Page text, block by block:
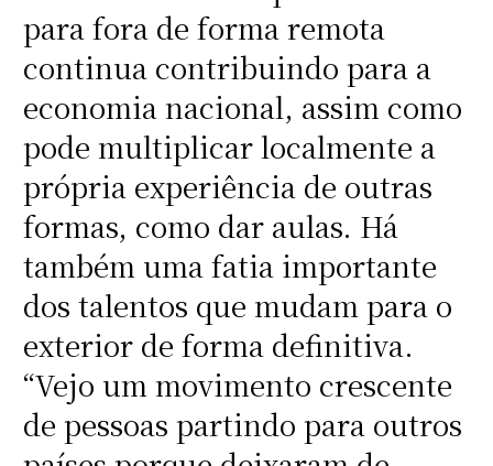
para fora de forma remota
continua contribuindo para a
economia nacional, assim como
pode multiplicar localmente a
própria experiência de outras
formas, como dar aulas. Há
também uma fatia importante
dos talentos que mudam para o
exterior de forma definitiva.
“Vejo um movimento crescente
de pessoas partindo para outros